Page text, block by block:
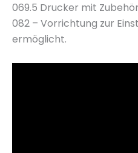
069.5 Drucker mit
082 – Vorrichtung zur
ermöglicht.